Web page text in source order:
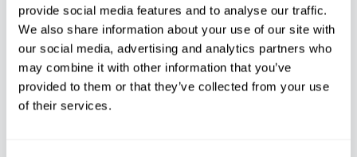
provide social media features and to analyse our traffic.
We also share information about your use of our site with
our social media, advertising and analytics partners who
may combine it with other information that you’ve
provided to them or that they’ve collected from your use
of their services.
Magaluf
Seguro incluido
No incluye: